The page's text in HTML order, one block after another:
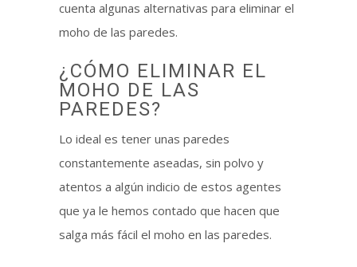
cuenta algunas alternativas para eliminar el
moho de las paredes.
¿CÓMO ELIMINAR EL
MOHO DE LAS
PAREDES?
Lo ideal es tener unas paredes
constantemente aseadas, sin polvo y
atentos a algún indicio de estos agentes
que ya le hemos contado que hacen que
salga más fácil el moho en las paredes.